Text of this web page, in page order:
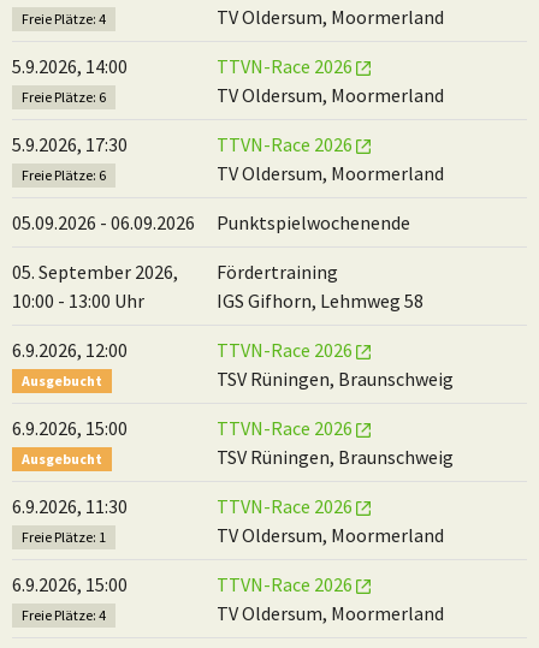
Freie Plätze: 4
TV Oldersum, Moormerland
5.9.2026, 14:00
Freie Plätze: 6
TTVN-Race 2026
TV Oldersum, Moormerland
5.9.2026, 17:30
Freie Plätze: 6
TTVN-Race 2026
TV Oldersum, Moormerland
05.09.2026 - 06.09.2026 Punktspielwochenende
05. September 2026,
10:00 - 13:00 Uhr
Fördertraining
IGS Gifhorn, Lehmweg 58
6.9.2026, 12:00
Ausgebucht
TTVN-Race 2026
TSV Rüningen, Braunschweig
6.9.2026, 15:00
Ausgebucht
TTVN-Race 2026
TSV Rüningen, Braunschweig
6.9.2026, 11:30
Freie Plätze: 1
TTVN-Race 2026
TV Oldersum, Moormerland
6.9.2026, 15:00
Freie Plätze: 4
TTVN-Race 2026
TV Oldersum, Moormerland